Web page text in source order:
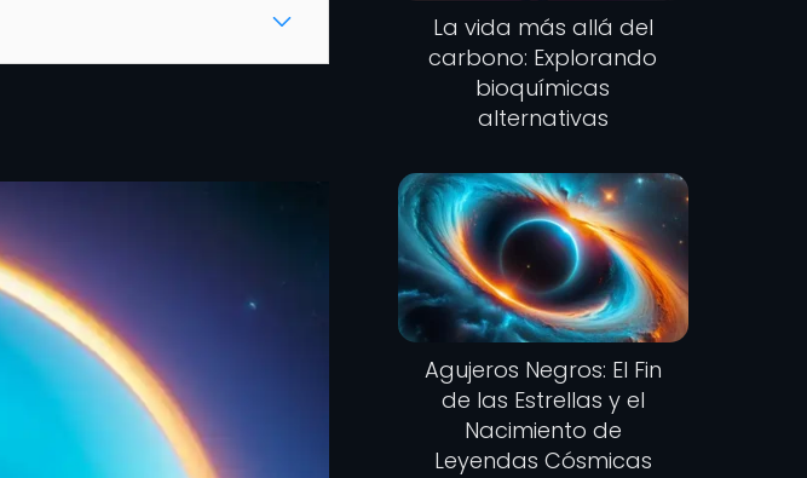
La vida más allá del
carbono: Explorando
bioquímicas
alternativas
Agujeros Negros: El Fin
de las Estrellas y el
Nacimiento de
Leyendas Cósmicas